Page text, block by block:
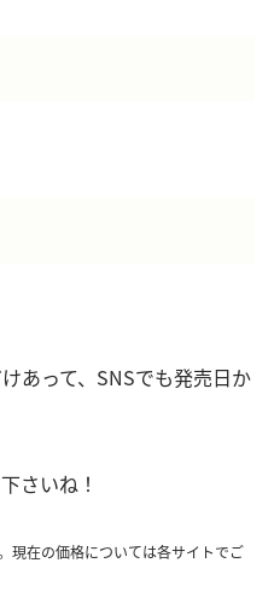
あって、SNSでも発売日か
さいね！
現在の価格については各サイトでご